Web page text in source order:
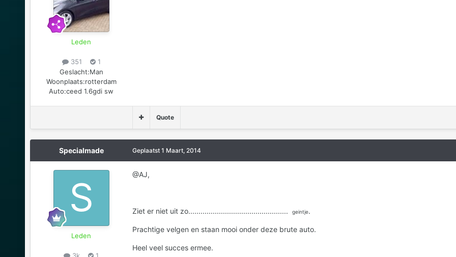
Leden
351
1
Geslacht:Man
Woonplaats:rotterdam
Auto:ceed 1.6gdi sw
Quote
Specialmade
Leden
3k 1
Geplaatst 1 Maart, 2014
@AJ,
Ziet er niet uit zo................................................. geintje.
Prachtige velgen en staan mooi onder deze brute auto.
Heel veel succes ermee.